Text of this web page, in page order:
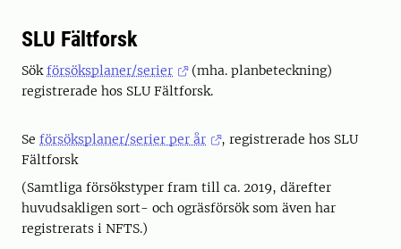
SLU Fältforsk
Sökförsöksplaner/serier
(mha. planbeteckning)
registrerade hos SLU Fältforsk.
Se försöksplaner/serier per år
, registrerade hos SLU
Fältforsk
(Samtliga försökstyper fram till ca. 2019, därefter
huvudsakligen sort- och ogräsförsök som även har
registrerats i NFTS.)